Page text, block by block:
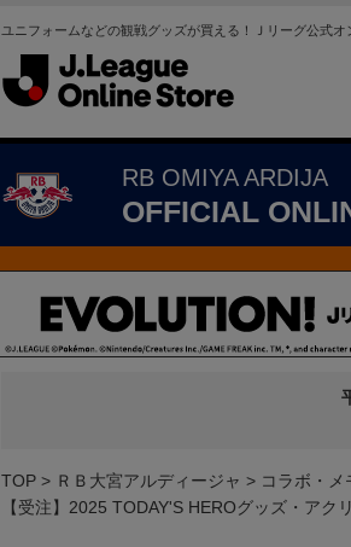
ユニフォームなどの観戦グッズが買える！Ｊリーグ公式オ
RB OMIYA ARDIJA
OFFICIAL
TOP ＲＢ大宮アルディージャ コラボ・
【受注】2025 TODAY'S HEROグッズ・アク